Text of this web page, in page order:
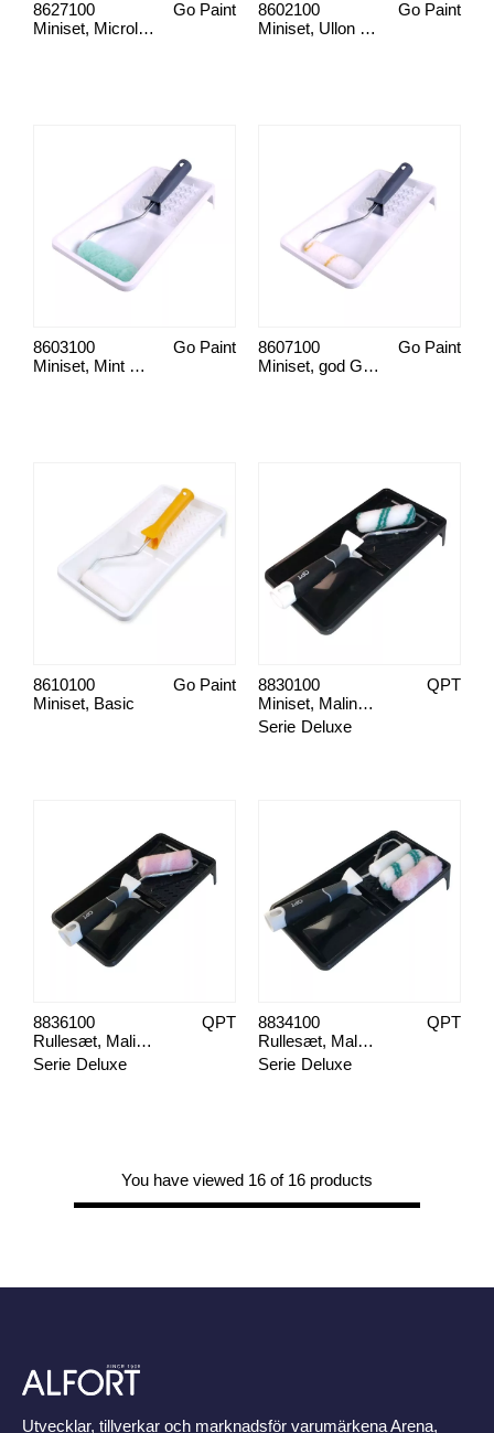
Miniset, Microlon Male Snedkerarbejde/Gulv/Bådskrog
Go Paint
8627100
Miniset, Ullon Maling loft/væg
Go Paint
8602100
Miniset, Mint Male væg
Go Paint
8603100
Miniset, god Gold
Go Paint
8607100
Miniset, Basic
Go Paint
8610100
Miniset, Maling Væg/Loft
QPT
8830100
Serie Deluxe
Rullesæt, Maling loft/væg
QPT
8836100
Serie Deluxe
Rullesæt, Male alle flader
QPT
8834100
Serie Deluxe
You have viewed 16 of 16 products
Utvecklar, tillverkar och marknadsför varumärkena Arena,